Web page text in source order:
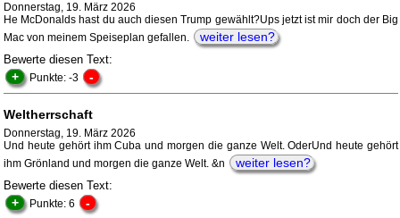
Donnerstag, 19. März 2026
He McDonalds hast du auch diesen Trump gewählt?Ups jetzt ist mir doch der Big
Mac von meinem Speiseplan gefallen.
weiter lesen?
Bewerte diesen Text:
+ Punkte: -3 -
Weltherrschaft
Donnerstag, 19. März 2026
Und heute gehört ihm Cuba und morgen die ganze Welt. OderUnd heute gehört
ihm Grönland und morgen die ganze Welt. &n
weiter lesen?
Bewerte diesen Text:
+ Punkte: 6 -